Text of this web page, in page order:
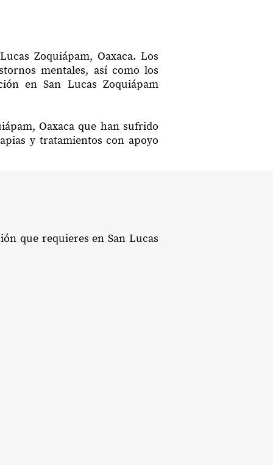
Zoquiápam, Oaxaca. Los
mentales, así como los
en San Lucas Zoquiápam
Oaxaca que han sufrido
y tratamientos con apoyo
que requieres en San Lucas